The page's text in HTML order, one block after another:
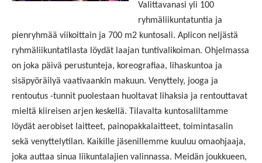
Valittavanasi yli 100
ryhmäliikuntatuntia ja
pienryhmää viikoittain ja 700 m2 kuntosali. Aplicon neljästä
ryhmäliikuntatilasta löydät laajan tuntivalikoiman. Ohjelmassa
on joka päivä perustunteja, koreografiaa, lihaskuntoa ja
sisäpyöräilyä vaativaankin makuun. Venyttely, jooga ja
rentoutus -tunnit puolestaan huoltavat lihaksia ja rentouttavat
mieltä kiireisen arjen keskellä. Tilavalta kuntosaliltamme
löydät aerobiset laitteet, painopakkalaitteet, toimintasalin
sekä venyttelytilan. Kaikille jäsenillemme kuuluu omaohjaaja,
joka auttaa sinua liikuntalajien valinnassa. Meidän joukkueen,